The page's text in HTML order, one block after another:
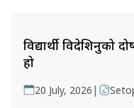
विद्यार्थी विदेशिनुको
हो
20 July, 2026 |